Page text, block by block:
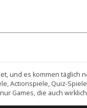
und es kommen
Actionspiele, Quiz-
Games, die auch